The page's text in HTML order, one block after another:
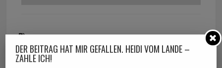
Bergedorf,Corona-Leugner,Demo,Hamburg,Impfgeg
ner,Querdenker, Rechtsextreme , Spuckattacke
DER BEITRAG HAT MIR GEFALLEN. HEIDI VOM LANDE –
ZAHLE ICH!